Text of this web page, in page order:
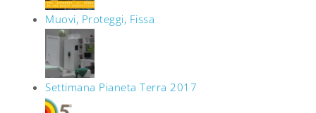
Muovi, Proteggi, Fissa
Settimana Pianeta Terra 2017